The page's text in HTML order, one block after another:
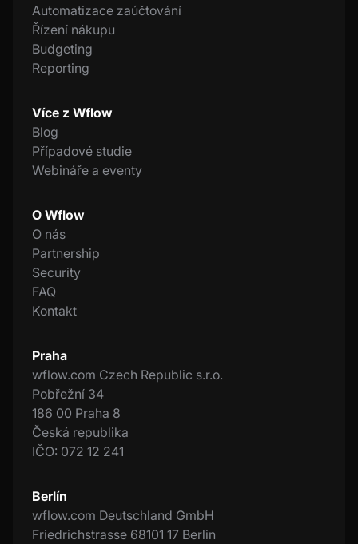
Automatizace zaúčtování
Řízení nákupu
Budgeting
Reporting
Více z Wflow
Blog
Případové studie
Webináře a eventy
O Wflow
O nás
Partnership
Security
FAQ
Kontakt
Praha
wflow.com Czech Republic s.r.o.
Pobřežní 34
186 00 Praha 8
Česká republika
IČO: 072 12 241
Berlín
wflow.com Deutschland GmbH
Friedrichstrasse 68101 17 Berlin